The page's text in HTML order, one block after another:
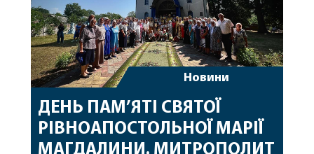
Новини
ДЕНЬ ПАМ’ЯТІ СВЯТОЇ
РІВНОАПОСТОЛЬНОЇ МАРІЇ
МАГДАЛИНИ. МИТРОПОЛИТ